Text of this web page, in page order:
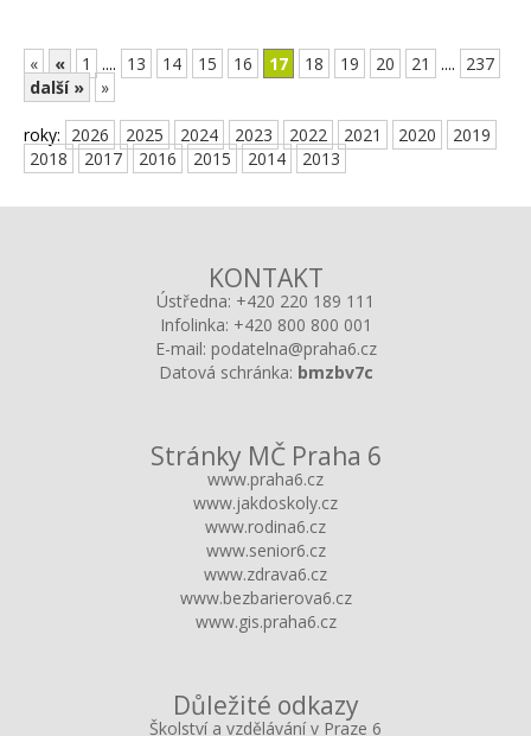
« « 1 .... 13 14 15 16 17 18 19 20 21 .... 237
další »
»
roky: 2026 2025 2024 2023 2022 2021 2020
2019
2018
2017 2016 2015 2014 2013
KONTAKT
Ústředna: +420 220 189 111
Infolinka: +420 800 800 001
E-mail: podatelna@praha6.cz
Datová schránka: bmzbv7c
Stránky MČ Praha 6
www.praha6.cz
www.jakdoskoly.cz
www.rodina6.cz
www.senior6.cz
www.zdrava6.cz
www.bezbarierova6.cz
www.gis.praha6.cz
Důležité odkazy
Školství a vzdělávání v Praze 6